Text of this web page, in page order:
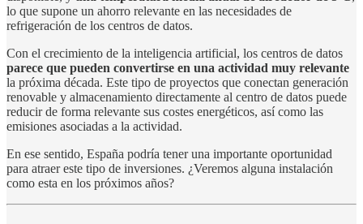
lo que supone un ahorro relevante en las necesidades de
refrigeración de los centros de datos.
Con el crecimiento de la inteligencia artificial, los centros de datos
parece que pueden convertirse en una actividad muy relevante
la próxima década. Este tipo de proyectos que conectan generación
renovable y almacenamiento directamente al centro de datos puede
reducir de forma relevante sus costes energéticos, así como las
emisiones asociadas a la actividad.
En ese sentido, España podría tener una importante oportunidad
para atraer este tipo de inversiones. ¿Veremos alguna instalación
como esta en los próximos años?